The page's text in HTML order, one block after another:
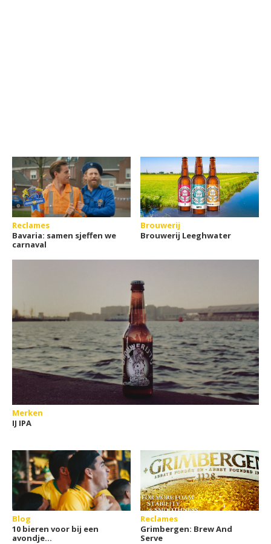
Reclames
Bavaria: samen sjeffen we
carnaval
Brouwerij
Brouwerij Leeghwater
Merken
IJ IPA
Blog
10 bieren voor bij een
avondje
Reclames
Grimbergen: Brew And
Serve